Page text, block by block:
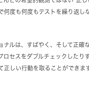
何度も何度もテストを繰り返し
ナルは、すばやく、そして正確
ロセスをダブルチェックしたり
正しい行動を取ることができま